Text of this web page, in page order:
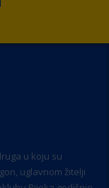
u koju su
uglavnom žitelji